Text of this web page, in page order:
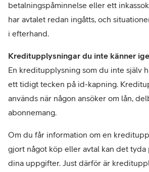
betalningspåminnelse eller ett
har avtalet redan ingåtts, och
i efterhand.
En kreditupplysning som du inte själv
ett tidigt tecken på id-kapning.
används när någon ansöker om lån,
abonnemang.
Om du får information om en
gjort något köp eller avtal kan det tyda
dina uppgifter. Just därför är